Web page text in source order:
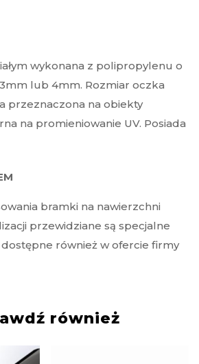
wykonana z polipropylenu o
lub 4mm. Rozmiar oczka
przeznaczona na obiekty
na promieniowanie UV. Posiada
bramki na nawierzchni
przewidziane są specjalne
również w ofercie firmy
również